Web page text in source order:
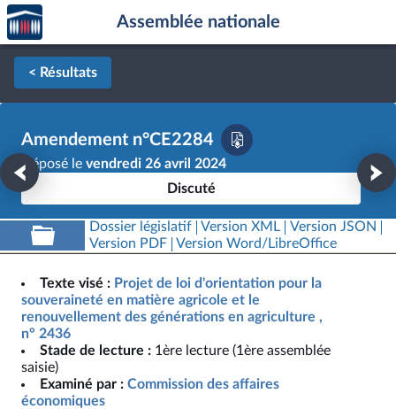
Aller au contenu
Aller en bas de la page
Accèder
à la
page
d'accueil
Assemblée nationale
< Résultats
Amendement n°CE2284
Déposé le vendredi 26 avril 2024
Discuté
Dossier législatif Version XML
Version JSON
Version PDF
Version Word/LibreOffice
Texte visé : Projet de loi d'orientation pour la
souveraineté en matière agricole et le
renouvellement des générations en agriculture ,
n° 2436
Stade de lecture : 1ère lecture (1ère assemblée
saisie)
Examiné par : Commission des affaires
économiques